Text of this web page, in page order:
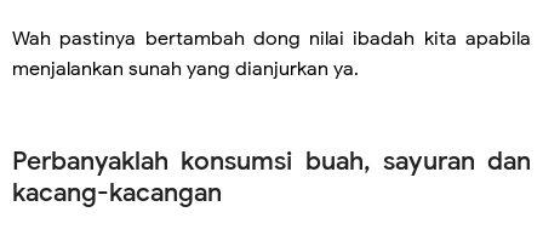
Wah pastinya bertambah dong nilai ibadah kita apabila
menjalankan sunah yang dianjurkan ya.
Perbanyaklah konsumsi buah, sayuran dan
kacang-kacangan